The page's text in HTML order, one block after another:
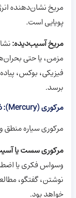
مریخ نشان‌دهنده
پویایی است.
مریخ آسیب‌دیده:
مزمن، یا حتی
فیزیکی، بوکس،
برسد.
مرکوری (Mercury): ذهن، کلام و افکار
مرکوری سیاره
مرکوری سست یا
وسواس فکری یا
نوشتن، گفتگو،
خواهد بود.